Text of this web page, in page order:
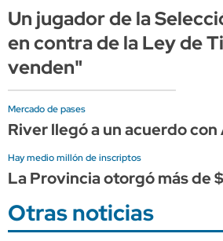
Un jugador de la
en contra de la Ley de
venden"
Mercado de pases
River llegó a un acuerdo
Hay medio millón de inscriptos
La Provincia otorgó más de
Otras noticias